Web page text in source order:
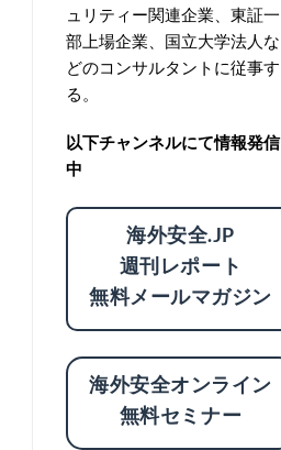
ュリティー関連企業、東証一
部上場企業、国立大学法人な
どのコンサルタントに従事す
る。
以下チャンネルにて情報発信
中
海外安全.JP
週刊レポート
無料メールマガジン
海外安全オンライン
無料セミナー